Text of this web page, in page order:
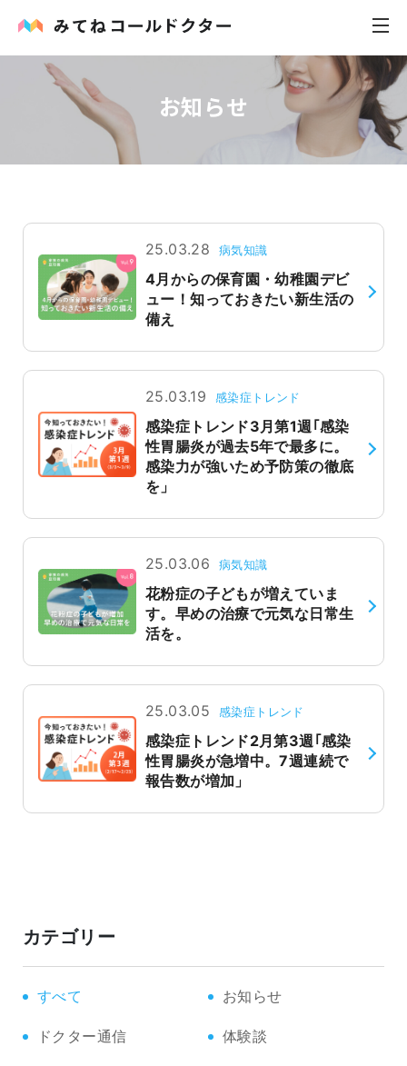
皮膚科
感染症
よくあるご質問
お知らせ
25.03.28 病気知識
4月からの保育園・幼稚園デビ
ュー！知っておきたい新生活の
備え
25.03.19 感染症トレンド
感染症トレンド3月第1週｢感染
性胃腸炎が過去5年で最多に。
感染力が強いため予防策の徹底
を」
25.03.06 病気知識
花粉症の子どもが増えていま
す。早めの治療で元気な日常生
活を。
25.03.05 感染症トレンド
感染症トレンド2月第3週｢感染
性胃腸炎が急増中。7週連続で
報告数が増加」
カテゴリー
すべて お知らせ
ドクター通信 体験談